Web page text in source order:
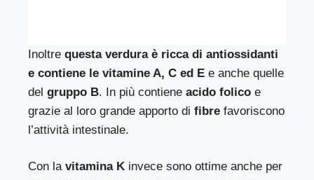
Inoltrequesta verdura è ricca di antiossidanti
e contiene le vitamine A, C ed E e anche quelle
delgruppo B. In più contiene acido folico e
grazie al loro grande apporto difibre favoriscono
l’attività intestinale.
Con lavitamina K invece sono ottime anche per